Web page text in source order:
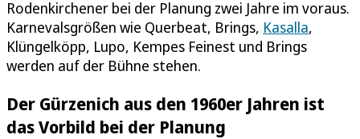
Rodenkirchener bei der Planung zwei Jahre im voraus.
Karnevalsgrößen wie Querbeat, Brings, Kasalla,
Klüngelköpp, Lupo, Kempes Feinest und Brings
werden auf der Bühne stehen.
Der Gürzenich aus den 1960er Jahren ist
das Vorbild bei der Planung